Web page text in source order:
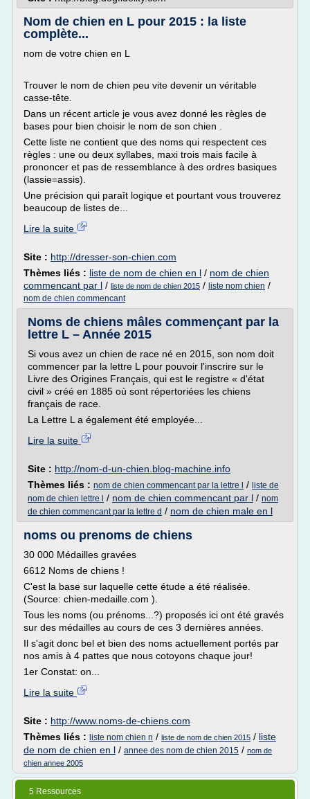
Nom de chien en L pour 2015 : la liste
complète...
nom de votre chien en L
Trouver le nom de chien peu vite devenir un véritable
casse-tête.
Dans un récent article je vous avez donné les règles de
bases pour bien choisir le nom de son chien .
Cette liste ne contient que des noms qui respectent ces
règles : une ou deux syllabes, maxi trois mais facile à
prononcer et pas de ressemblance à des ordres basiques
(lassie=assis).
Une précision qui paraît logique et pourtant vous trouverez
beaucoup de listes de...
Lire la suite
Site : http://dresser-son-chien.com
Thèmes liés : liste de nom de chien en l / nom de chien
commencant par l / liste de nom de chien 2015 / liste nom chien /
nom de chien commencant
Noms de chiens mâles commençant par la
lettre L – Année 2015
Si vous avez un chien de race né en 2015, son nom doit
commencer par la lettre L pour pouvoir l'inscrire sur le
Livre des Origines Français, qui est le registre « d'état
civil » créé en 1885 où sont répertoriées les chiens
français de race.
La Lettre L a également été employée...
Lire la suite
Site : http://nom-d-un-chien.blog-machine.info
Thèmes liés : nom de chien commencant par la lettre l / liste de
nom de chien lettre l
/ nom de chien commencant par l / nom
de chien commencant par la lettre d / nom de chien male en l
noms ou prenoms de chiens
30 000 Médailles gravées
6612 Noms de chiens !
C'est la base sur laquelle cette étude a été réalisée.
(Source: chien-medaille.com ).
Tous les noms (ou prénoms...?) proposés ici ont été gravés
sur des médailles au cours de ces 3 dernières années.
Il s'agit donc bel et bien des noms actuellement portés par
nos amis à 4 pattes que nous cotoyons chaque jour!
1er Constat: on...
Lire la suite
Site : http://www.noms-de-chiens.com
Thèmes liés : liste nom chien n / liste de nom de chien 2015 / liste
de nom de chien en l / annee des nom de chien 2015 / nom de
chien annee 2005
5 Ressources